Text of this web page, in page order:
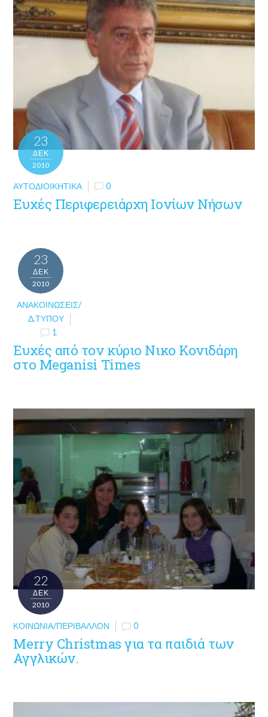
23
ΔΕΚ
2010
ΑΥΤΟΔΙΟΙΚΗΤΙΚΆ 0
Ευχές Περιφερειάρχη Ιονίων Νήσων
23
ΔΕΚ
2010
ΑΝΑΚΟΙΝΏΣΕΙΣ/
Δ.ΤΎΠΟΥ
1
Ευχές από τον κύριο Νικο Κονιδάρη
στο Meganisi Times
22
ΔΕΚ
2010
ΚΟΙΝΩΝΊΑ/ΠΕΡΙΒΆΛΛΟΝ 0
Merry Christmas για τα παιδιά των
Αγγλικών.